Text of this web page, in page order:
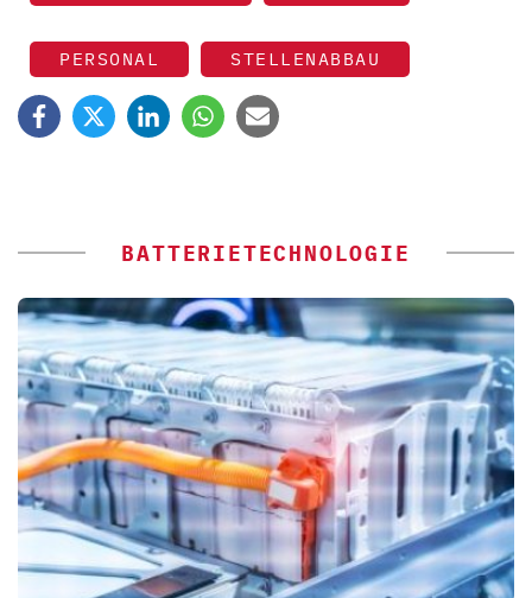
PERSONAL STELLENABBAU
BATTERIETECHNOLOGIE